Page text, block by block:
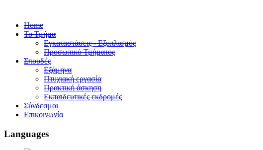
Home
Το Τμήμα
Εγκαταστάσεις - Εξοπλισμός
Προσωπικό Τμήματος
Σπουδές
Εξάμηνα
Πτυχιακή εργασία
Πρακτική άσκηση
Εκπαιδευτικές εκδρομές
Σύνδεσμοι
Επικοινωνία
Languages